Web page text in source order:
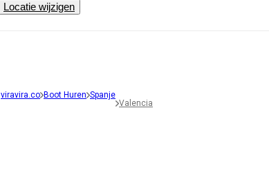
Locatie wijzigen
viravira.co Boot Huren Spanje
Valencia